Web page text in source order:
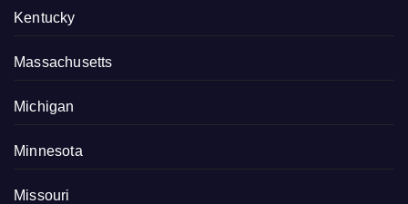
Kentucky
Massachusetts
Michigan
Minnesota
Missouri